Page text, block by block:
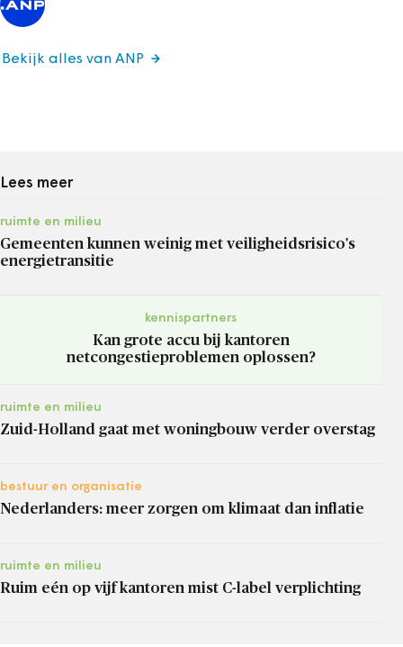
Bekijk alles van ANP
Lees meer
ruimte en milieu
Gemeenten kunnen weinig met veiligheidsrisico's
energietransitie
kennispartners
Kan grote accu bij kantoren
netcongestieproblemen oplossen?
ruimte en milieu
Zuid-Holland gaat met woningbouw verder overstag
bestuur en organisatie
Nederlanders: meer zorgen om klimaat dan inflatie
ruimte en milieu
Ruim eén op vijf kantoren mist C-label verplichting